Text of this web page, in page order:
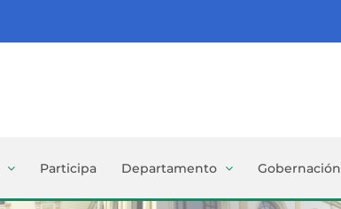
Participa Departamento Gobernación